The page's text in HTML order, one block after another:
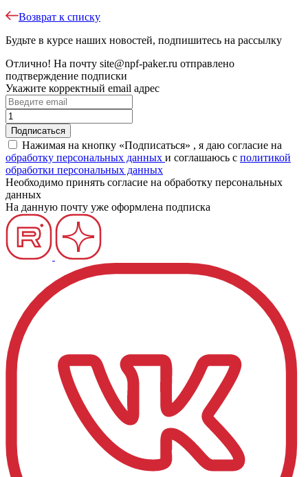
Возврат к списку
Будьте в курсе наших новостей, подпишитесь на рассылку
Отлично! На почту site@npf-paker.ru отправлено
подтверждение подписки
Укажите корректный email адрес
Нажимая на кнопку «Подписаться» , я даю согласие на
обработку персональных данных и соглашаюсь c политикой
обработки персональных данных
Необходимо принять согласие на обработку персональных
данных
На данную почту уже оформлена подписка